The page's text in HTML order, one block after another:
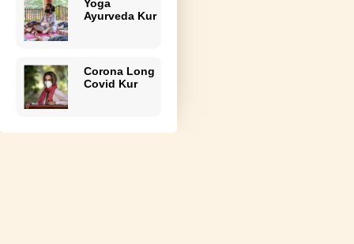
Yoga
Ayurveda Kur
Corona Long
Covid Kur